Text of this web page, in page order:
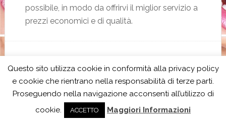
possibile, in modo da offrirvi il miglior servizio a
prezzi economici e di qualità.
CARICO IMMEDIATO
CONTRASSEGNATO CON:DENTI FISSI IN UN GIORNO, DENTI
FISSI IN UN GIORNO BOLOGNA ,
DENTI FISSI IN UN GIORNO
CIVITAVECCHIA
DENTI FISSI IN UN GIORNO FIRENZE
FISSI IN UN GIORNO FIUMICINO ,DENTI FISSI IN UN GIORNO
DENTI FISSI IN UN GIORNO MILANO
Questo sito utilizza cookie in conformità alla privacy policy
e cookie che rientrano nella responsabilità di terze parti.
Proseguendo nella navigazione acconsenti all’utilizzo di
cookie.
ACCETTO Maggiori Informazioni